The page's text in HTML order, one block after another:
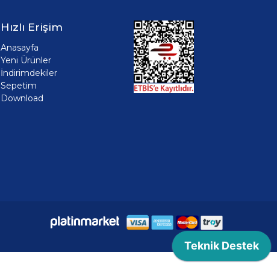
Hızlı Erişim
Anasayfa
Yeni Ürünler
İndirimdekiler
Sepetim
Download